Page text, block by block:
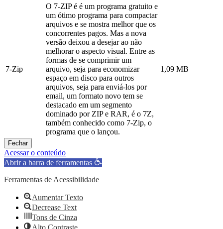
7-Zip
O 7-ZIP é é um programa gratuito e
um ótimo programa para compactar
arquivos e se mostra melhor que os
concorrentes pagos. Mas a nova
versão deixou a desejar ao não
melhorar o aspecto visual. Entre as
formas de se comprimir um
arquivo, seja para economizar
espaço em disco para outros
arquivos, seja para enviá-los por
email, um formato novo tem se
destacado em um segmento
dominado por ZIP e RAR, é o 7Z,
também conhecido como 7-Zip, o
programa que o lançou.
1,09 MB
Fechar
Acessar o conteúdo
Abrir a barra de ferramentas
Ferramentas de Acessibilidade
Aumentar Texto
Decrease Text
Tons de Cinza
Alto Contraste